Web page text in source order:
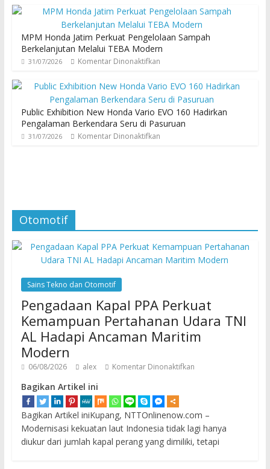
MPM Honda Jatim Perkuat Pengelolaan Sampah
Berkelanjutan Melalui TEBA Modern
31/07/2026 Komentar Dinonaktifkan
Public Exhibition New Honda Vario EVO 160 Hadirkan
Pengalaman Berkendara Seru di Pasuruan
31/07/2026 Komentar Dinonaktifkan
Otomotif
Sains Tekno dan Otomotif
Pengadaan Kapal PPA Perkuat
Kemampuan Pertahanan Udara TNI
AL Hadapi Ancaman Maritim
Modern
06/08/2026 alex Komentar Dinonaktifkan
Bagikan Artikel ini
Bagikan Artikel iniKupang, NTTOnlinenow.com –
Modernisasi kekuatan laut Indonesia tidak lagi hanya
diukur dari jumlah kapal perang yang dimiliki, tetapi